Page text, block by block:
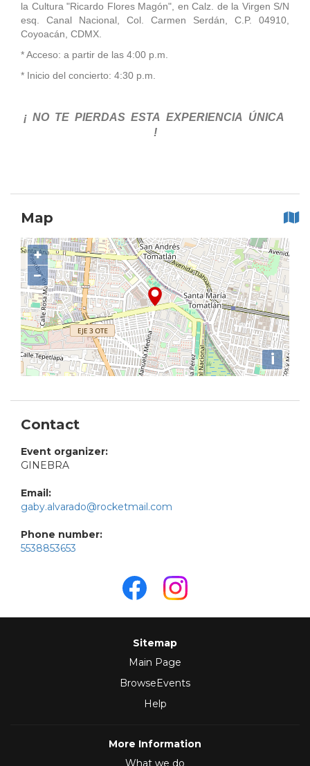
la Cultura "Ricardo Flores Magón", en Calz. de la Virgen S/N
esq. Canal Nacional, Col. Carmen Serdán, C.P. 04910,
Coyoacán, CDMX.
* Acceso: a partir de las 4:00 p.m.
* Inicio del concierto: 4:30 p.m.
¡ NO TE PIERDAS ESTA EXPERIENCIA ÚNICA
!
Map
+
−
i
Contact
Event organizer:
GINEBRA
Email:
gaby.alvarado@rocketmail.com
Phone number:
5538853653
Sitemap
Main Page
BrowseEvents
Help
More Information